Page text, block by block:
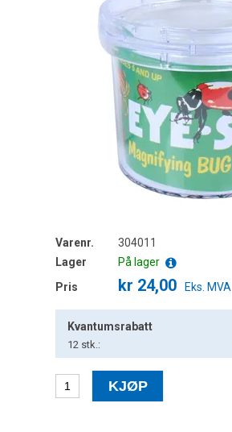
Varenr.
304011
Lager
På lager
Pris
kr 24,00 Eks. MVA
Kvantumsrabatt
12 stk.: